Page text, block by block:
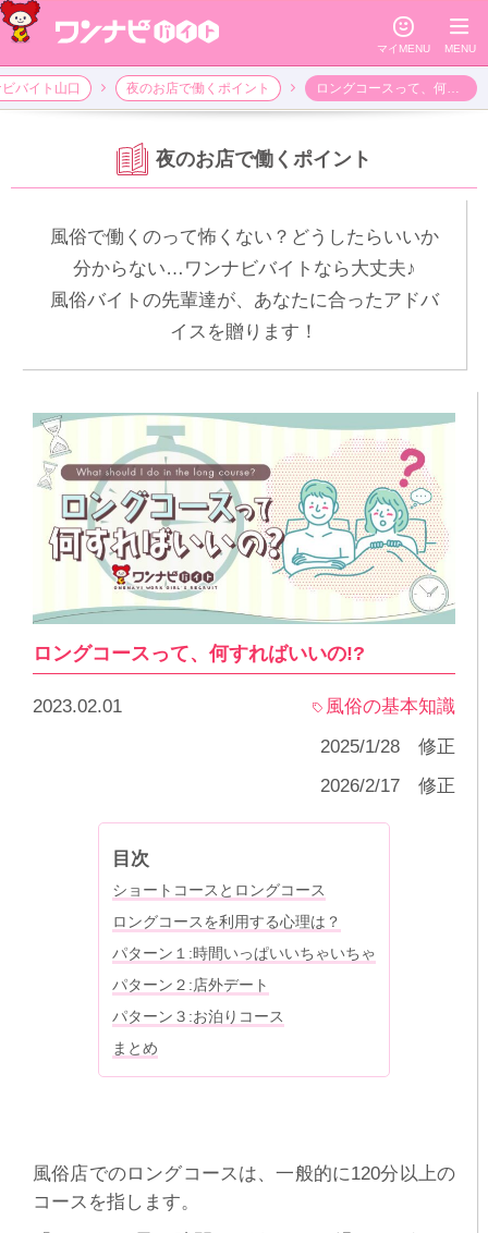
☺
マイMENU
≡
MENU
バイト山口 夜のお店で働くポイント
夜のお店で働くポイント
風俗で働くのって怖くない？どうしたらいいか
分からない…ワンナビバイトなら大丈夫♪
風俗バイトの先輩達が、あなたに合ったアドバ
イスを贈ります！
ロングコースって、何すればいいの!?
2023.02.01
風俗の基本知識
2025/1/28 修正
2026/2/17 修正
目次
ショートコースとロングコース
ロングコースを利用する心理は？
パターン１:時間いっぱいいちゃいちゃ
パターン２:店外デート
パターン３:お泊りコース
まとめ
風俗店でのロングコースは、一般的に120分以上の
コースを指します。